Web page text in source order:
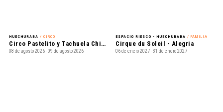
HUECHURABA / CIRCO
Circo Pastelito y Tachuela Chico - Circo Extremo
08 de agosto 2026 - 09 de agosto 2026
ESPACIO RIESCO - HUECHURABA / FAMILIA
Cirque du Soleil - Alegria
06 de enero 2027 - 31 de enero 2027